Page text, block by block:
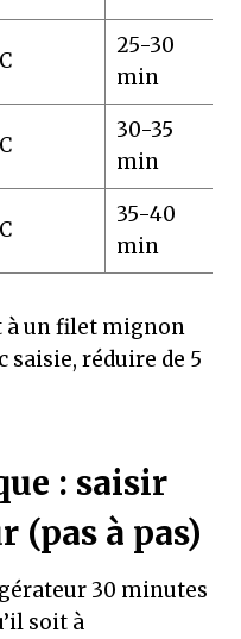
25-30
min
30-35
min
35-40
min
à un filet mignon
saisie, réduire de 5
: saisir
(pas à pas)
30 minutes
soit à